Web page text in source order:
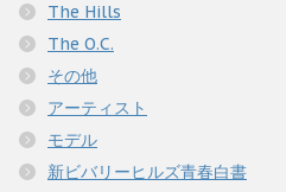
The Hills
The O.C.
その他
アーティスト
モデル
新ビバリーヒルズ青春白書